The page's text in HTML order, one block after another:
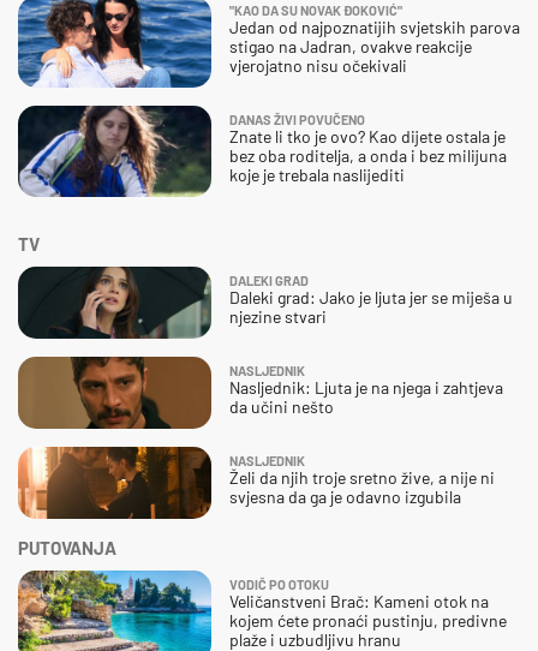
"KAO DA SU NOVAK ĐOKOVIĆ"
Jedan od najpoznatijih svjetskih parova
stigao na Jadran, ovakve reakcije
vjerojatno nisu očekivali
DANAS ŽIVI POVUČENO
Znate li tko je ovo? Kao dijete ostala je
bez oba roditelja, a onda i bez milijuna
koje je trebala naslijediti
TV
DALEKI GRAD
Daleki grad: Jako je ljuta jer se miješa u
njezine stvari
NASLJEDNIK
Nasljednik: Ljuta je na njega i zahtjeva
da učini nešto
NASLJEDNIK
Želi da njih troje sretno žive, a nije ni
svjesna da ga je odavno izgubila
PUTOVANJA
VODIČ PO OTOKU
Veličanstveni Brač: Kameni otok na
kojem ćete pronaći pustinju, predivne
plaže i uzbudljivu hranu